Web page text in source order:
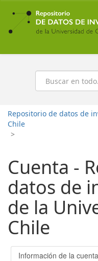
Ir
contenido
principal
Buscar
Repositorio de datos de
Chile
>
Cuenta -
datos de
de la
Chile
Información de la cuenta